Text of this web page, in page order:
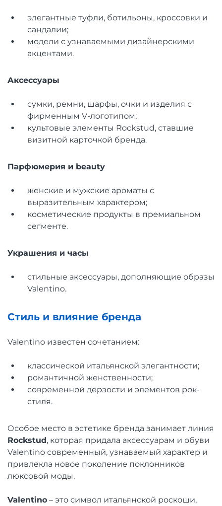
элегантные туфли, ботильоны, кроссовки и
сандалии;
модели с узнаваемыми дизайнерскими
акцентами.
Аксессуары
сумки, ремни, шарфы, очки и изделия с
фирменным V-логотипом;
культовые элементы Rockstud, ставшие
визитной карточкой бренда.
Парфюмерия и beauty
женские и мужские ароматы с
выразительным характером;
косметические продукты в премиальном
сегменте.
Украшения и часы
стильные аксессуары, дополняющие образы
Valentino.
Стиль и влияние бренда
Valentino известен сочетанием:
классической итальянской элегантности;
романтичной женственности;
современной дерзости и элементов рок-
стиля.
Особое место в эстетике бренда занимает линия
Rockstud, которая придала аксессуарам и обуви
Valentino современный, узнаваемый характер и
привлекла новое поколение поклонников
люксовой моды.
Valentino – это символ итальянской роскоши,